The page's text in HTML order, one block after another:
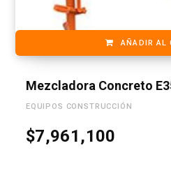
AÑADIR AL
Mezcladora Concreto
EQUIPOS CONSTRUCCIÓN
$7,961,100